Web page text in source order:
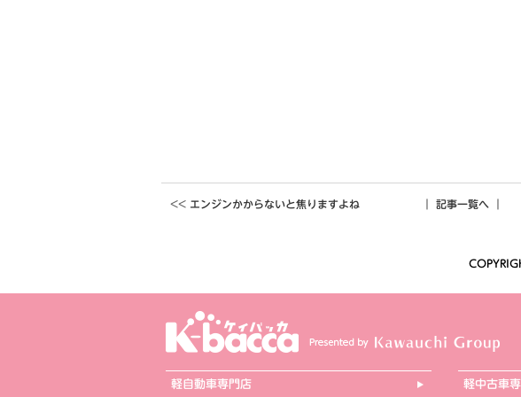
エンジンかからないと焦りますよね ｜ 記事一覧へ ｜
軽自動車専門店 軽中古車